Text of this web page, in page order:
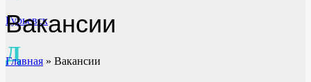
Гурьевск
Д
Вакансии
Главная » Вакансии